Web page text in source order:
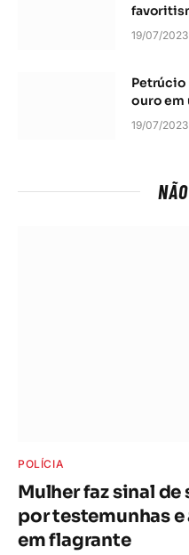
19/07/2023
Petrúcio
ouro em
19/07/2023
POLÍCIA
Mulher faz sinal
por testemunhas
em flagrante